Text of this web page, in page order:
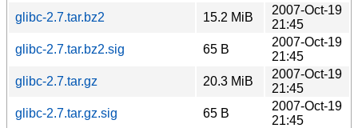
glibc-2.7.tar.bz2
15.2 MiB
2007-Oct-19
21:45
glibc-2.7.tar.bz2.sig
65 B
2007-Oct-19
21:45
glibc-2.7.tar.gz
20.3 MiB
2007-Oct-19
21:45
glibc-2.7.tar.gz.sig
65 B
2007-Oct-19
21:45